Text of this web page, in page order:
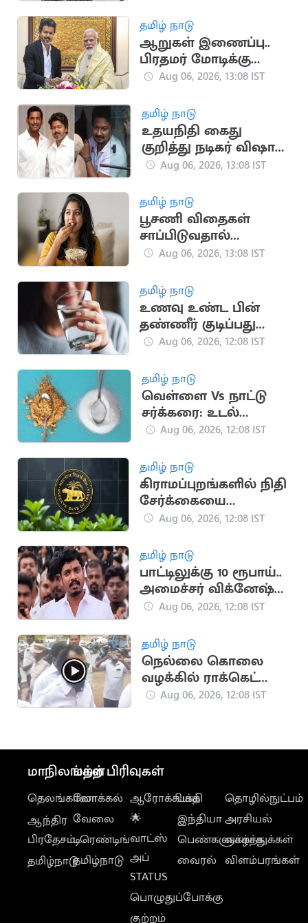
தமிழ் நாடு
ஆறுகள் இணைப்பு..
பிரதமர் மோடிக்கு
முதலமைச்சர் விஜய்
Aug 06, 2026, 13:08 IST
தமிழ் நாடு
உதயநிதி கைது
குறித்து நடிகர் விஷால்
கருத்து
Aug 06, 2026, 13:08 IST
தமிழ் நாடு
பூசணி விதைகள்
சாப்பிடுவதால்
கிடைக்கும்
நன்மைகள்
Aug 06, 2026, 13:08 IST
தமிழ் நாடு
உணவு உண்ட பின்
தண்ணீர் குடிப்பது
நல்லதா?
Aug 06, 2026, 12:08 IST
தமிழ் நாடு
வெள்ளை Vs நாட்டு
சர்க்கரை: உடல்
நலத்திற்கு எது
Aug 06, 2026, 12:08 IST
தமிழ் நாடு
கிராமப்புறங்களில் நிதி
சேர்க்கையை
அதிகரிக்க ரிசர்வ்
Aug 06, 2026, 12:08 IST
தமிழ் நாடு
பாட்டிலுக்கு 10 ரூபாய்..
அமைச்சர் விக்னேஷ்
விளக்கம்
Aug 06, 2026, 12:08 IST
தமிழ் நாடு
நெல்லை கொலை
வழக்கில் ராக்கெட்
ராஜா உள்பட 11 பேர்
Aug 06, 2026, 12:08 IST
மாநிலங்கள்
தெலங்கானா
ஆந்திர
பிரதேசம்
தமிழ்நாடு
மற்ற பிரிவுகள்
லோக்கல்
வேலை
டிரெண்டிங்
தமிழ்நாடு
ஆரோக்கியம்
🌟
வாட்ஸ்
அப்
STATUS
பொழுதுப்போக்கு
குற்றம்
பக்தி
இந்தியா
பெண்களுக்காக
வைரல்
தொழில்நுட்பம்
அரசியல்
வாழ்த்துக்கள்
விளம்பரங்கள்